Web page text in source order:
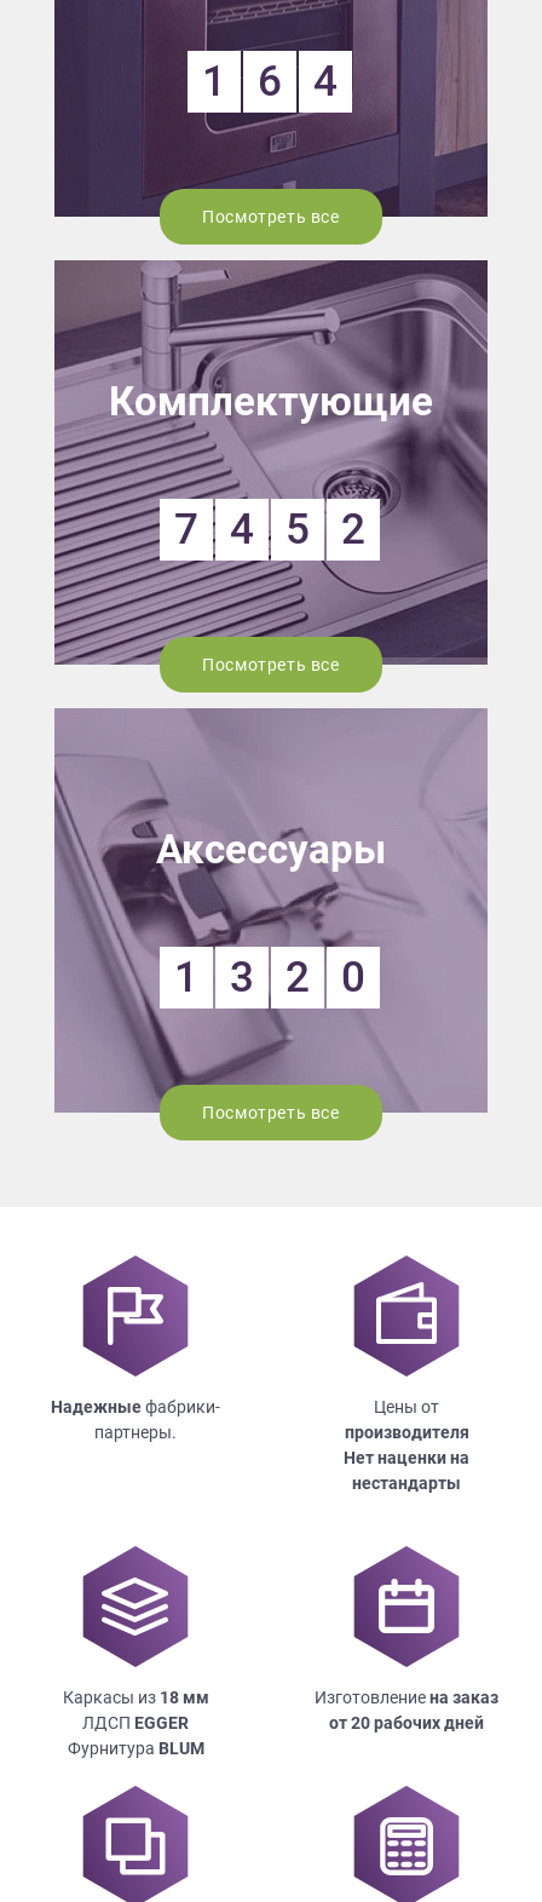
1 6 4
Посмотреть все
Комплектующие
7 4 5 2
Посмотреть все
Аксессуары
1 3 2 0
Посмотреть все
Надежныефабрики-
партнеры.
Цены от
производителя
Нет наценки на
нестандарты
Каркасы из 18мм
ЛДСП EGGER
Фурнитура BLUM
Изготовлениена заказ
от 20 рабочих дней